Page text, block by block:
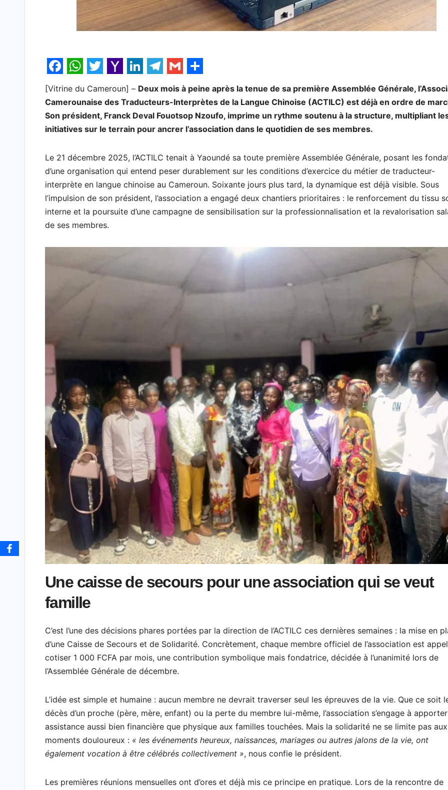
F
a
c
e
o
o
k
W
h
a
t
A
p
p
T
w
i
t
e
r
a
h
o
M
a
i
l
L
i
n
k
d
I
n
e
l
e
r
a
m
G
m
a
i
h
a
r
[Vitrine du Cameroun] – Deux mois à peine après la tenue de sa première Assemblée Générale,
Camerounaise des Traducteurs-Interprètes de la Langue Chinoise (ACTILC) est déjà en ordre de
Son président, Franck Deval Fouotsop Nzoufo, imprime un rythme soutenu à la structure, multipliant
initiatives sur le terrain pour ancrer l’association dans le quotidien de ses membres.
Le 21 décembre 2025, l’ACTILC tenait à Yaoundé sa toute première Assemblée Générale, posant les
d’une organisation qui entend peser durablement sur les conditions d’exercice du métier de traducteur-
interprète en langue chinoise au Cameroun. Soixante jours plus tard, la dynamique est déjà visible. Sous
l’impulsion de son président, l’association a engagé deux chantiers prioritaires : le renforcement du tissu
interne et la poursuite d’une campagne de sensibilisation sur la professionnalisation et la revalorisation
de ses membres.
Une caisse de secours pour une association qui se veut
famille
C’est l’une des décisions phares portées par la direction de l’ACTILC ces dernières semaines : la mise en
d’une Caisse de Secours et de Solidarité. Concrètement, chaque membre officiel de l’association est
cotiser 1 000 FCFA par mois, une contribution symbolique mais fondatrice, décidée à l’unanimité lors de
l’Assemblée Générale de décembre.
L’idée est simple et humaine : aucun membre ne devrait traverser seul les épreuves de la vie. Que ce soit
décès d’un proche (père, mère, enfant) ou la perte du membre lui-même, l’association s’engage à
assistance aussi bien financière que physique aux familles touchées. Mais la solidarité ne se limite pas aux
moments douloureux : « les événements heureux, naissances, mariages ou autres jalons de la vie, ont
également vocation à être célébrés collectivement », nous confie le président.
Les premières réunions mensuelles ont d’ores et déjà mis ce principe en pratique. Lors de la rencontre de